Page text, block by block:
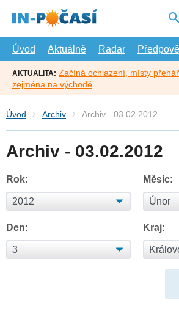
hlavní
Úvod
Aktuálně Radar
AKTUALITA: Začíná ochlazení, místy
zejména na východě
Úvod Archiv Archiv - 03.02.2012
Archiv - 03.02.2012
Rok: Měsíc:
Den: Kraj: